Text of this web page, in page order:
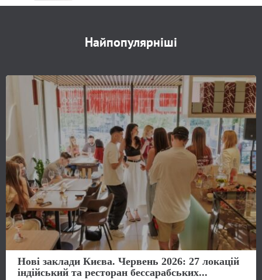
Найпопулярніші
Нові заклади Києва. Червень 2026: 27 локацій
індійський та ресторан бессарабських...